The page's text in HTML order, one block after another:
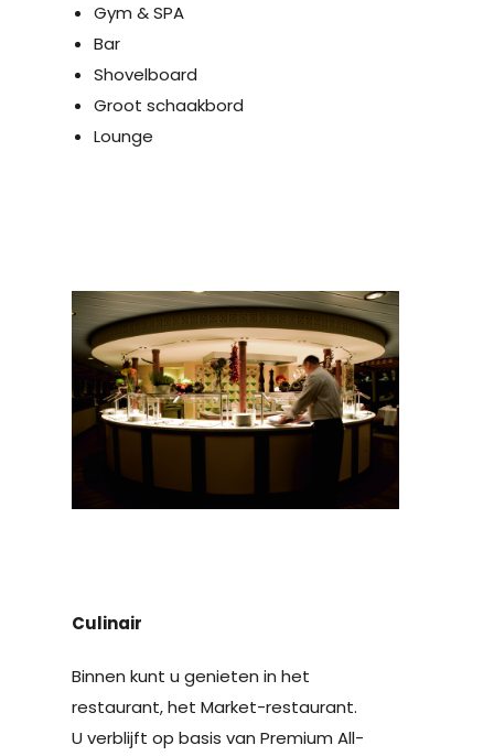
Gym & SPA
Bar
Shovelboard
Groot schaakbord
Lounge
Culinair
Binnen kunt u genieten in het
restaurant, het Market-restaurant.
U verblijft op basis van Premium All-